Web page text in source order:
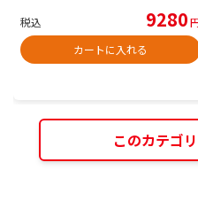
税込 9280
カートに入れる
このカテゴ